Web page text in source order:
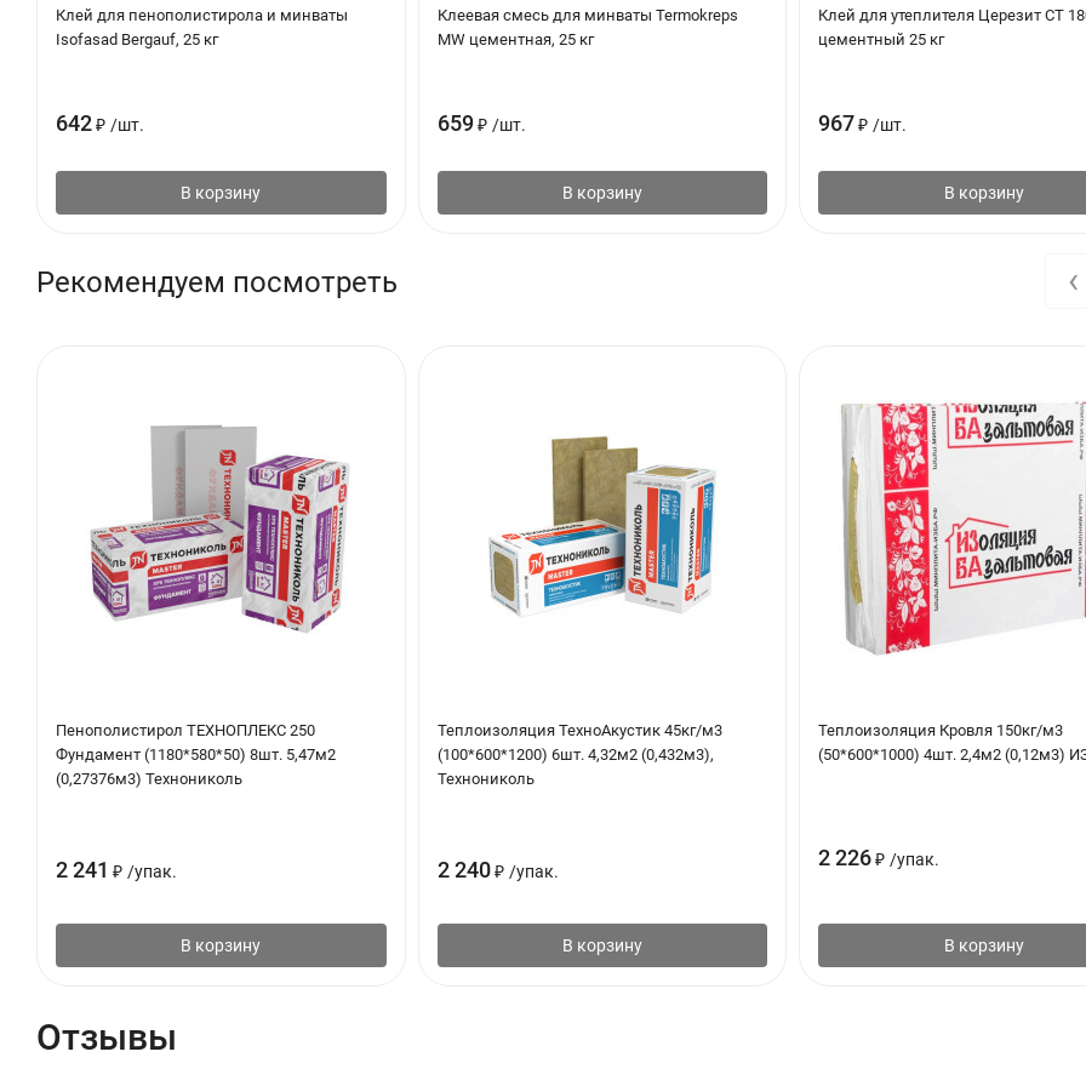
Экструзионный (XPS)
Толщина, мм :
Форма :
Клей для пенополистирола и минваты
Isofasad Bergauf, 25 кг
642₽ /шт.
В корзину
Клеевая смесь для минваты Termokreps
MW цементная, 25 кг
659 ₽ /шт.
В корзину
Клей для утеплителя Церезит CT
цементный 25 кг
967 ₽ /шт.
В корзину
Рекомендуем посмотреть
Пенополистирол ТЕХНОПЛЕКС 250
Фундамент (1180*580*50) 8шт. 5,47м2
(0,27376м3) Технониколь
2 241 ₽ /упак.
В корзину
Теплоизоляция ТехноАкустик 45кг/м3
(100*600*1200) 6шт. 4,32м2 (0,432м3),
Технониколь
2 240 ₽ /упак.
В корзину
Теплоизоляция Кровля 150кг/м3
(50*600*1000) 4шт. 2,4м2 (0,12м3)
2 226 ₽ /упак.
В корзину
‹
Отзывы